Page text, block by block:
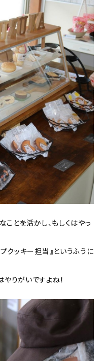
とを活かし、もしくはやっ
クッキー担当』というふうに
りがいですよね！